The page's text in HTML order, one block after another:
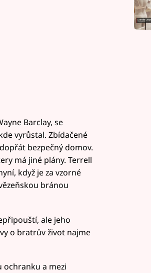
Barclay, se
vyrůstal. Zbídačené
bezpečný domov.
má jiné plány. Terrell
když je za vzorné
bránou
ale jeho
o bratrův život najme
ochranku a mezi